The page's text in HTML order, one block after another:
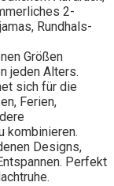
2-
Rundhals-
Größen
jeden Alters.
sich für die
Ferien,
kombinieren.
Designs,
Perfekt